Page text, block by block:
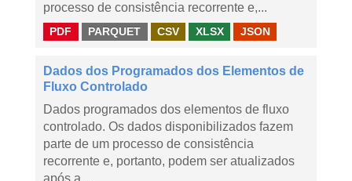
processo de consistência recorrente e,...
PDF PARQUET CSV XLSX JSON
Dados dos Programados dos Elementos de
Fluxo Controlado
Dados programados dos elementos de fluxo
controlado. Os dados disponibilizados fazem
parte de um processo de consistência
recorrente e, portanto, podem ser atualizados
após a...